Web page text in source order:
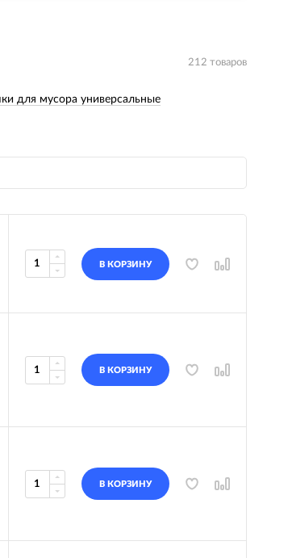
212 товаров
для мусора универсальные
В КОРЗИНУ
В КОРЗИНУ
В КОРЗИНУ